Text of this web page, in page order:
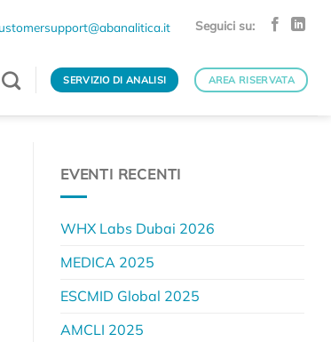
Seguici su:
SERVIZIO DI ANALISI AREA RISERVATA
EVENTI RECENTI
WHX Labs Dubai 2026
MEDICA 2025
ESCMID Global 2025
AMCLI 2025